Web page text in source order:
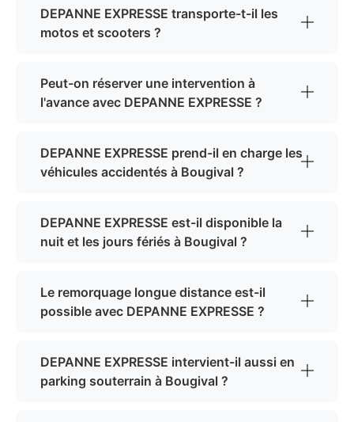
DEPANNE EXPRESSE transporte-t-il les
motos et scooters ?
Peut-on réserver une intervention à
l'avance avec DEPANNE EXPRESSE ?
DEPANNE EXPRESSE prend-il en charge les
véhicules accidentés à Bougival ?
DEPANNE EXPRESSE est-il disponible la
nuit et les jours fériés à Bougival ?
Le remorquage longue distance est-il
possible avec DEPANNE EXPRESSE ?
DEPANNE EXPRESSE intervient-il aussi en
parking souterrain à Bougival ?